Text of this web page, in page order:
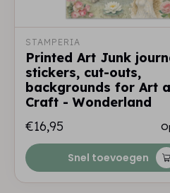
STAMPERIA
Printed Art Junk
stickers, cut-outs,
backgrounds for Art
Craft - Wonderland
€16,95
Snel toevoegen